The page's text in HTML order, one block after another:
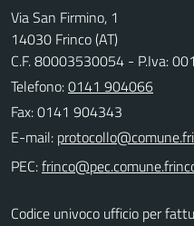
Via San Firmino, 1
14030 Frinco (AT)
C.F. 80003530054 - P.Iva:
Telefono:0141 904066
Fax: 0141 904343
E-mail:
PEC:
Codice univoco ufficio per